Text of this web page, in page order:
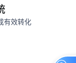
有效转化